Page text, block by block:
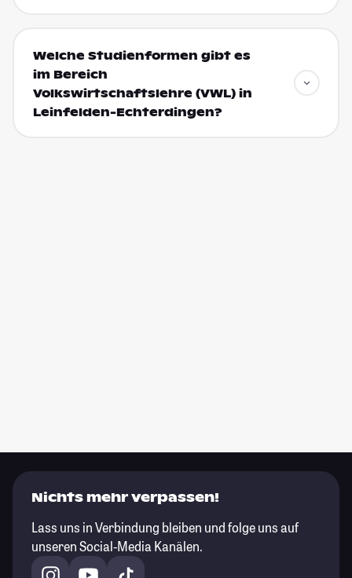
Welche Studienformen gibt es
im Bereich
Volkswirtschaftslehre (VWL) in
Leinfelden-Echterdingen?
Nichts mehr verpassen!
Lass uns in Verbindung bleiben und folge uns auf
unseren Social-Media Kanälen.